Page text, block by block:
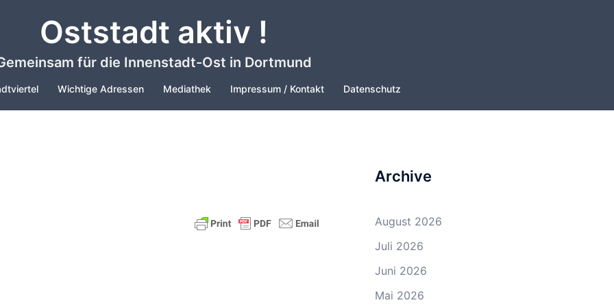
Oststadt aktiv !
für die Innenstadt-Ost in Dortmund
Wichtige Adressen Mediathek Impressum / Kontakt Datenschutz
Archive
August 2026
Juli 2026
Juni 2026
Mai 2026